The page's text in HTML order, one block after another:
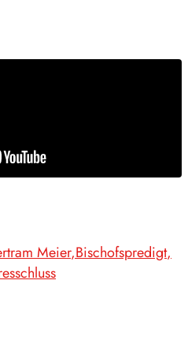
Meier Bischofspredigt